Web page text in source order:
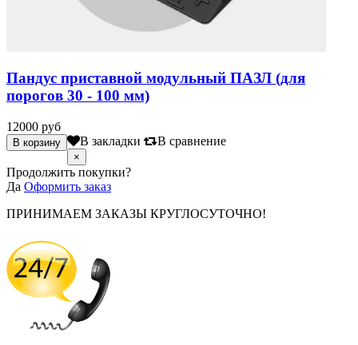
Пандус приставной модульный ПАЗЛ (для
порогов 30 - 100 мм)
12000 руб
В закладки В сравнение
×
Продолжить покупки?
Да Оформить заказ
ПРИНИМАЕМ ЗАКАЗЫ КРУГЛОСУТОЧНО!